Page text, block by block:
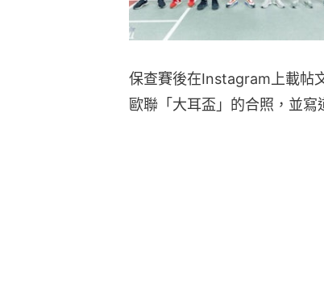
保查賽後在Instagram上載帖
歐聯「大耳盃」的合照，並寫